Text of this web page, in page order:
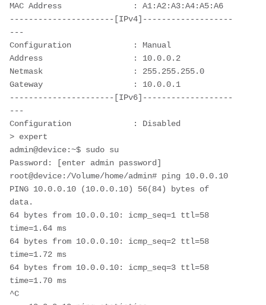
MAC Address               : A1:A2:A3:A4:A5:A6
----------------------[IPv4]-------------------
---
Configuration             : Manual
Address                   : 10.0.0.2
Netmask                   : 255.255.255.0
Gateway                   : 10.0.0.1
----------------------[IPv6]-------------------
---
Configuration             : Disabled
> expert
admin@device:~$ sudo su
Password: [enter admin password]
root@device:/Volume/home/admin# ping 10.0.0.10
PING 10.0.0.10 (10.0.0.10) 56(84) bytes of
data.
64 bytes from 10.0.0.10: icmp_seq=1 ttl=58
time=1.64 ms
64 bytes from 10.0.0.10: icmp_seq=2 ttl=58
time=1.72 ms
64 bytes from 10.0.0.10: icmp_seq=3 ttl=58
time=1.70 ms
^C